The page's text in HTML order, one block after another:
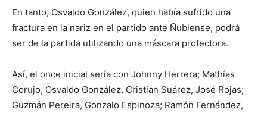
En tanto, Osvaldo González, quien había sufrido una
fractura en la nariz en el partido ante Ñublense, podrá
ser de la partida utilizando una máscara protectora.
Así, el once inicial sería con Johnny Herrera; Mathías
Corujo, Osvaldo González, Cristian Suárez, José Rojas;
Guzmán Pereira, Gonzalo Espinoza; Ramón Fernández,